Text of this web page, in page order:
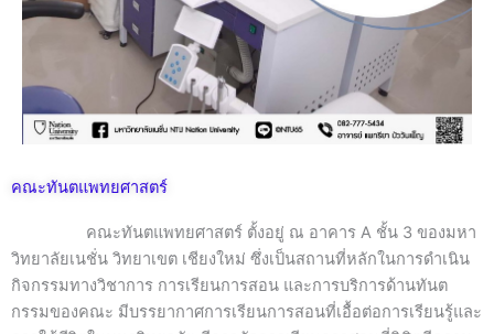
คณะทันตแพทยศาสตร์
คณะทันตแพทยศาสตร์ ตั้งอยู่ ณ อาคาร A ชั้น 3 ของมหา
วิทยาลัยเนชั่น วิทยาเขต เชียงใหม่ ซึ่งเป็นสถานที่หลักในการดำเนิน
กิจกรรมทางวิชาการ การเรียนการสอน และการบริการด้านทันต
กรรมของคณะ มีบรรยากาศการเรียนการสอนที่เอื้อต่อการเรียนรู้และ